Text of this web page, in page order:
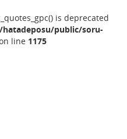
is deprecated
public/soru-
line 1175